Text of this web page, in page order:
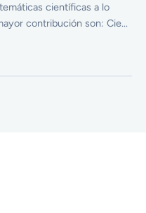
científicas a lo
contribución son: Cie...